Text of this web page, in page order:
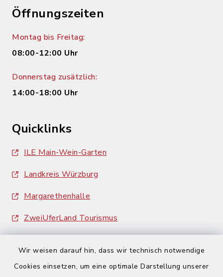
Wir weisen darauf hin, dass wir technisch notwendige
Cookies einsetzen, um eine optimale Darstellung unserer
Öffnungszeiten
Montag bis Freitag:
08:00-12:00 Uhr
Donnerstag zusätzlich:
14:00-18:00 Uhr
Quicklinks
ILE Main-Wein-Garten
Landkreis Würzburg
Margarethenhalle
ZweiUferLand Tourismus